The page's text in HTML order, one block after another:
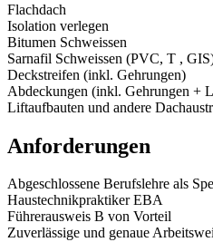
Flachdach
Isolation verlegen
Bitumen Schweissen
Sarnafil Schweissen (PVC, T ,
Deckstreifen (inkl. Gehrungen)
Abdeckungen (inkl. Gehrungen +
Liftaufbauten und andere
Anforderungen
Abgeschlossene Berufslehre als
Haustechnikpraktiker EBA
Führerausweis B von Vorteil
Zuverlässige und genaue